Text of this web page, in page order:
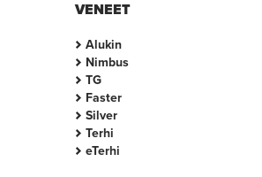
VENEET
Alukin
Nimbus
TG
Faster
Silver
Terhi
eTerhi